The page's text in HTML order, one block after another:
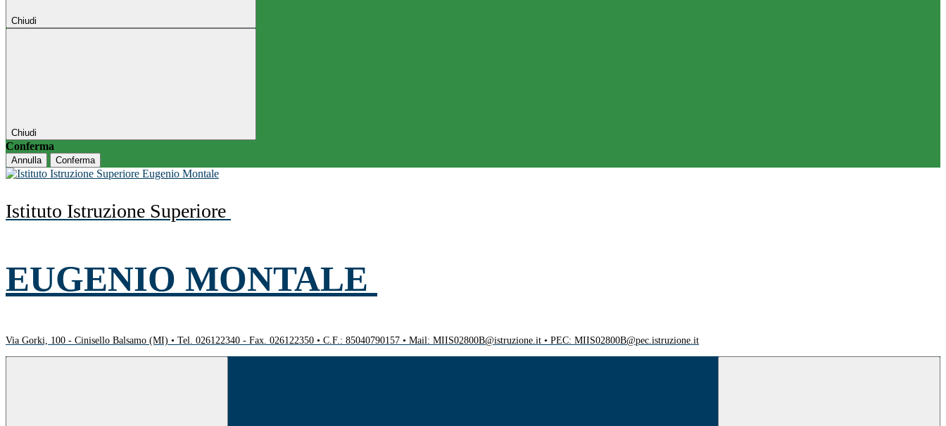
Chiudi
Chiudi
Conferma
Annulla Conferma
Istituto Istruzione Superiore
EUGENIO MONTALE
Via Gorki, 100 - Cinisello Balsamo (MI) • Tel. 026122340 - Fax. 026122350 • C.F.: 85040790157 • Mail: MIIS02800B@istruzione.it • PEC: MIIS02800B@pec.istruzione.it